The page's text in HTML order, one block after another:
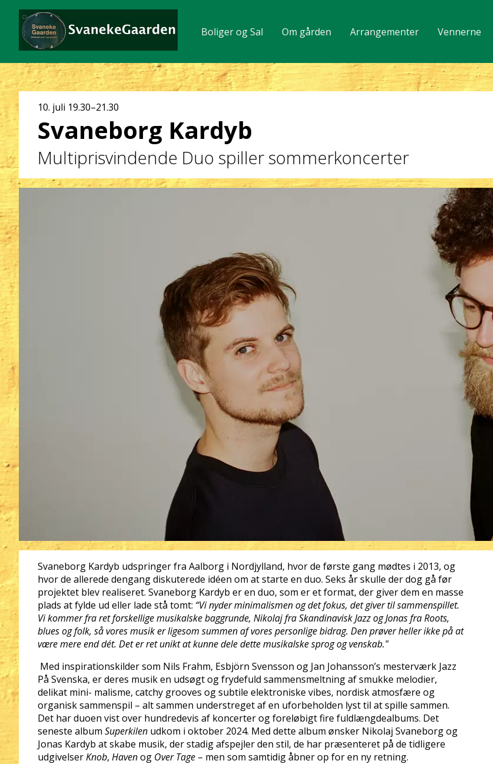
Boliger og Sal Om gården Arrangementer Vennerne
Dato
og
klokkeslæt
10. juli 19.30–21.30
Svaneborg Kardyb
Multiprisvindende Duo spiller sommerkoncerter
Svaneborg Kardyb udspringer fra Aalborg i Nordjylland, hvor de første gang mødtes i 2013, og
hvor de allerede dengang diskuterede idéen om at starte en duo. Seks år skulle der dog gå før
projektet blev realiseret. Svaneborg Kardyb er en duo, som er et format, der giver dem en masse
plads at fylde ud eller lade stå tomt: “Vi nyder minimalismen og det fokus, det giver til sammenspillet.
Vi kommer fra ret forskellige musikalske baggrunde, Nikolaj fra Skandinavisk Jazz og Jonas fra Roots,
blues og folk, så vores musik er ligesom summen af vores personlige bidrag. Den prøver heller ikke på at
være mere end dét. Det er ret unikt at kunne dele dette musikalske sprog og venskab."
Med inspirationskilder som Nils Frahm, Esbjörn Svensson og Jan Johansson’s mesterværk Jazz
På Svenska, er deres musik en udsøgt og frydefuld sammensmeltning af smukke melodier,
delikat mini- malisme, catchy grooves og subtile elektroniske vibes, nordisk atmosfære og
organisk sammenspil – alt sammen understreget af en uforbeholden lyst til at spille sammen.
Det har duoen vist over hundredevis af koncerter og foreløbigt fire fuldlængdealbums. Det
seneste album Superkilen udkom i oktober 2024. Med dette album ønsker Nikolaj Svaneborg og
Jonas Kardyb at skabe musik, der stadig afspejler den stil, de har præsenteret på de tidligere
udgivelserKnob, Havenog Over Tage – men som samtidig åbner op for en ny retning.